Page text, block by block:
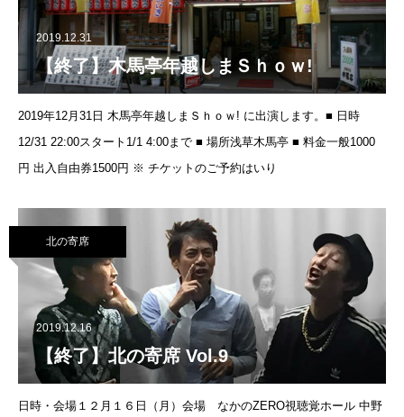
2019.12.31
【終了】木馬亭年越しまＳｈｏｗ!
2019年12月31日 木馬亭年越しまＳｈｏｗ! に出演します。■ 日時
12/31 22:00スタート1/1 4:00まで ■ 場所浅草木馬亭 ■ 料金一般1000
円 出入自由券1500円 ※ チケットのご予約はいり
北の寄席
2019.12.16
【終了】北の寄席 Vol.9
日時・会場１２月１６日（月）会場 なかのZERO視聴覚ホール 中野